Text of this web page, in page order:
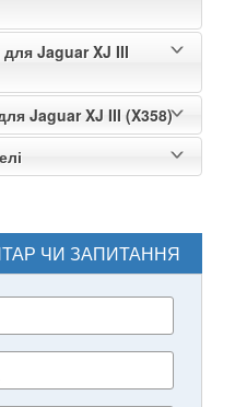
Jaguar XJ III
Jaguar XJ III (X358)
ЧИ ЗАПИТАННЯ